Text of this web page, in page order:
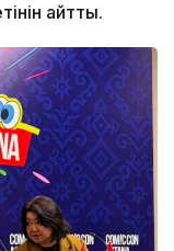
айтты.